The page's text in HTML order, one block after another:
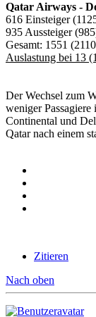
Qatar Airways -
616 Einsteiger
935 Aussteiger
Gesamt: 1551
Auslastung bei 13
Der Wechsel zum
weniger
Continental und
Qatar nach einem
Zitieren
Nach oben